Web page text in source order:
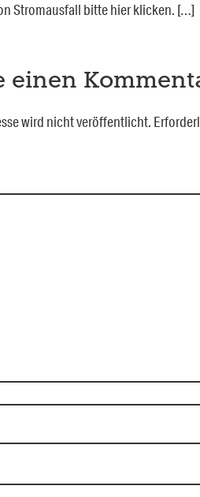
Stromausfall bitte hier klicken. […]
einen
wird nicht veröffentlicht.